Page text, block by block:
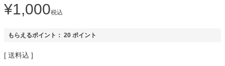
¥1,000税込
もらえるポイント： 20 ポイント
送料込